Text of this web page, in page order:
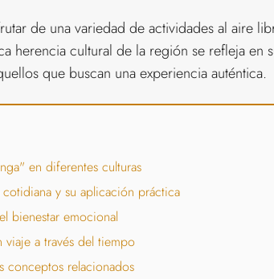
de una variedad de actividades al aire
herencia cultural de la región se refleja en
que buscan una experiencia auténtica.
en diferentes culturas
y su aplicación práctica
bienestar emocional
a través del tiempo
conceptos relacionados